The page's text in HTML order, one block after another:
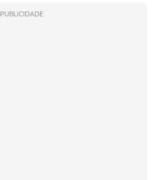
PUBLICIDADE